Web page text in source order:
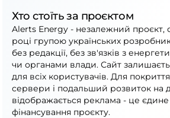
Хто стоїть за проєктом
Alerts Energy - незалежний проєкт,
році групою українських
без редакції, без зв'язків з
чи органами влади. Сайт
для всіх користувачів. Для
сервери і подальший розвиток на
відображається реклама - це
фінансування проєкту.